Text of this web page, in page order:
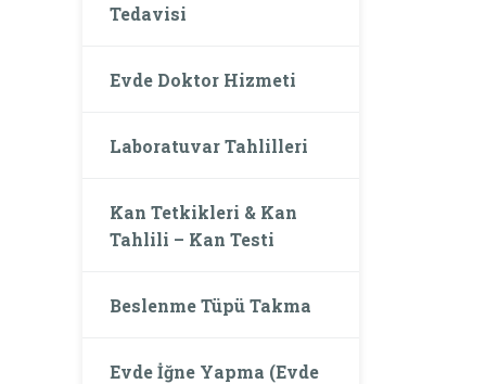
Tedavisi
Evde Doktor Hizmeti
Laboratuvar Tahlilleri
Kan Tetkikleri & Kan
Tahlili – Kan Testi
Beslenme Tüpü Takma
Evde İğne Yapma (Evde